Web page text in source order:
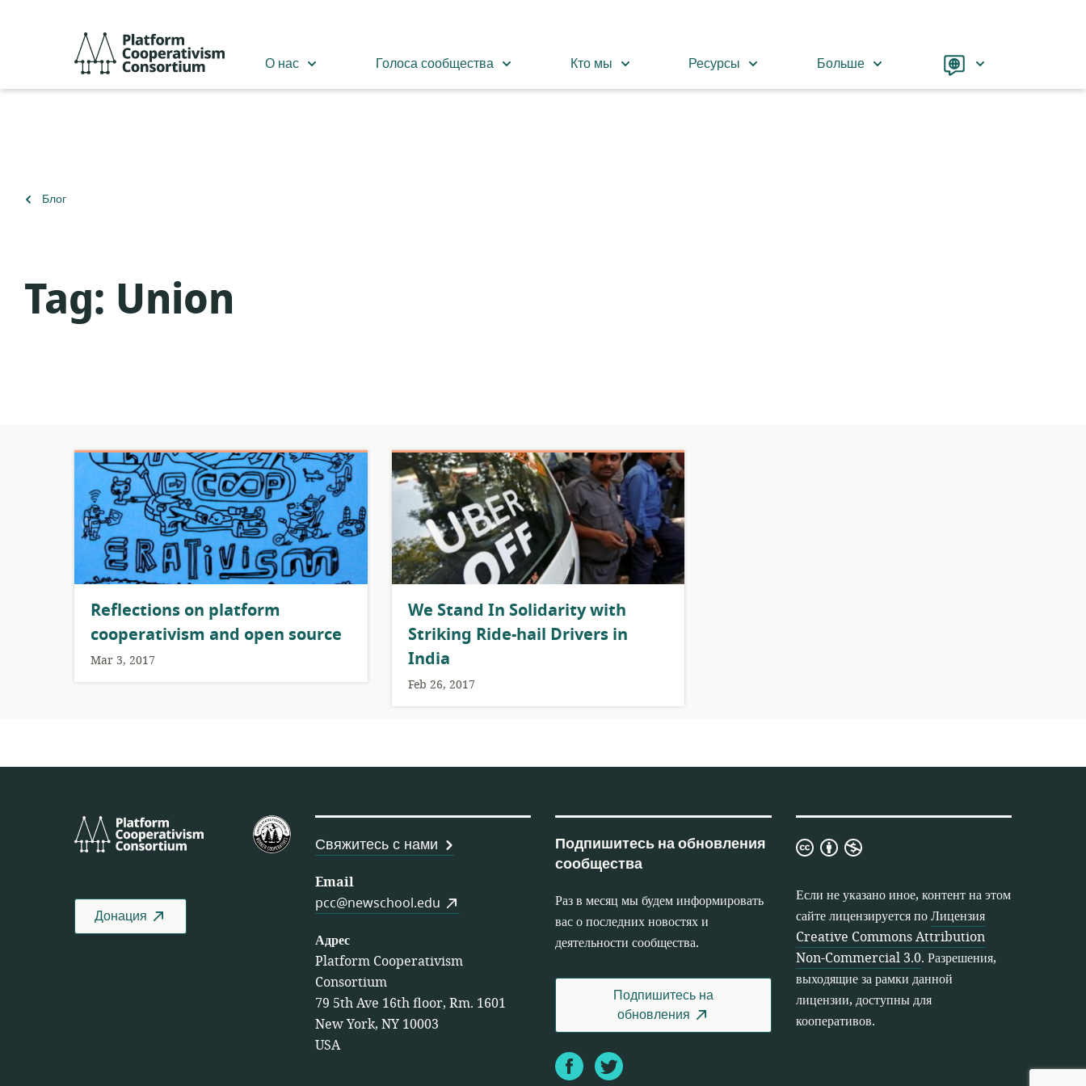
содержанию
Cooperativism
О нас Голоса сообщества Кто мы Ресурсы Больше Language
Вернуться
Блог
Tag: Union
Reflections on platform
cooperativism and open source
Mar 3, 2017
We Stand In Solidarity with
Striking Ride-hail Drivers in
India
Feb 26, 2017
Platform
Cooperativism
Федерация рабочих кооперативов
США
Донация
Свяжитесь с нами
Email
pcc@newschool.edu
Адрес
Platform Cooperativism
Consortium
79 5th Ave 16th floor, Rm. 1601
New York, NY 10003
USA
Подпишитесь на обновления
сообщества
Раз в месяц мы будем информировать
вас о последних новостях и
деятельности сообщества.
Подпишитесь на
обновления
FacebookTwitter
Лицензия
Attribution
Non-
Commercial
3.0
Если не указано иное, контент на этом
сайте лицензируется поЛицензия
Creative Commons Attribution
Non-Commercial 3.0. Разрешения,
выходящие за рамки данной
лицензии, доступны для
кооперативов.